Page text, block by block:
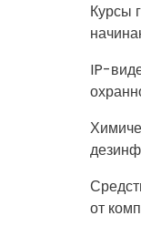
Курсы
IP-
от